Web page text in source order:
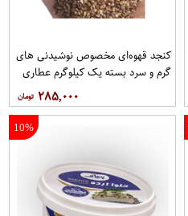
کنجد قهوه‌ای مخصوص نوشیدنی های
گرم و سرد بسته یک کیلوگرم عطاری
۲۸۵,۰۰۰
10%